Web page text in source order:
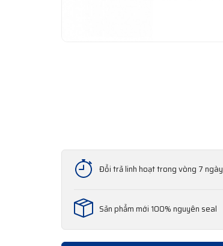
Đổi trả linh hoạt trong vòng 7 ngày
Sản phẩm mới 100% nguyên seal